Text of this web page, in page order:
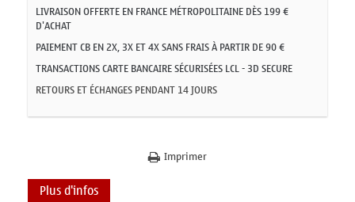
LIVRAISON OFFERTE EN FRANCE MÉTROPOLITAINE DÈS 199 €
D'ACHAT
PAIEMENT CB EN 2X, 3X ET 4X SANS FRAIS À PARTIR DE 90 €
TRANSACTIONS CARTE BANCAIRE SÉCURISÉES LCL - 3D SECURE
RETOURS ET ÉCHANGES PENDANT 14 JOURS
Imprimer
Plus d'infos